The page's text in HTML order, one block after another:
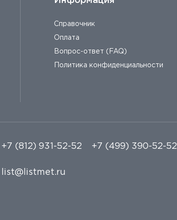
Справочник
Оплата
Вопрос-ответ (FAQ)
Политика конфиденциальности
+7 (812) 931-52-52 +7 (499) 390-52-52
list@listmet.ru